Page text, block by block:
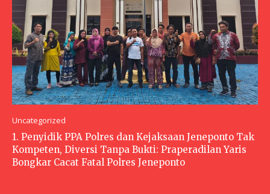
Uncategorized
1. Penyidik PPA Polres dan Kejaksaan Jeneponto Tak
Kompeten, Diversi Tanpa Bukti: Praperadilan Yaris
Bongkar Cacat Fatal Polres Jeneponto